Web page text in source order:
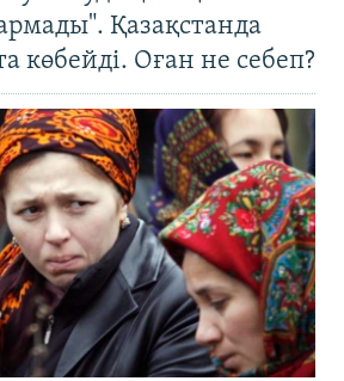
Қазақстанда
көбейді. Оған не себеп?